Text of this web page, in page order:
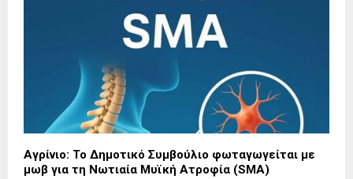
Αγρίνιο: Το Δημοτικό Συμβούλιο φωταγωγείται με
μωβ για τη Νωτιαία Μυϊκή Ατροφία (SMA)